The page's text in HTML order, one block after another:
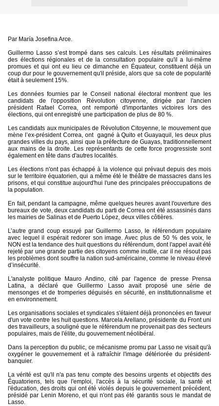
Par María Josefina Arce.
Guillermo Lasso s’est trompé dans ses calculs. Les résultats préliminaires
des élections régionales et de la consultation populaire qu'il a lui-même
promues et qui ont eu lieu ce dimanche en Équateur, constituent déjà un
coup dur pour le gouvernement qu'il préside, alors que sa cote de popularité
était à seulement 15%.
Les données fournies par le Conseil national électoral montrent que les
candidats de l'opposition Révolution citoyenne, dirigée par l'ancien
président Rafael Correa, ont remporté d'importantes victoires lors des
élections, qui ont enregistré une participation de plus de 80 %.
Les candidats aux municipales de Révolution Citoyenne, le mouvement que
mène l’ex-président Correa, ont gagné à Quito et Guayaquil, les deux plus
grandes villes du pays, ainsi que la préfecture de Guayas, traditionnellement
aux mains de la droite. Les représentants de cette force progressiste sont
également en tête dans d'autres localités.
Les élections n'ont pas échappé à la violence qui prévaut depuis des mois
sur le territoire équatorien, qui a même été le théâtre de massacres dans les
prisons, et qui constitue aujourd'hui l'une des principales préoccupations de
la population.
En fait, pendant la campagne, même quelques heures avant l'ouverture des
bureaux de vote, deux candidats du parti de Correa ont été assassinés dans
les mairies de Salinas et de Puerto López, deux villes côtières.
L’autre grand coup essuyé par Guillermo Lasso, le référendum populaire
avec lequel il espérait redorer son image. Avec plus de 50 % des voix, le
NON est la tendance des huit questions du référendum, dont l'appel avait été
rejeté par une grande partie des citoyens comme inutile, car il ne résout pas
les problèmes dont souffre la nation sud-américaine, comme le niveau élevé
d’insécurité.
L'analyste politique Mauro Andino, cité par l'agence de presse Prensa
Latina, a déclaré que Guillermo Lasso avait proposé une série de
mensonges et de tromperies déguisés en sécurité, en institutionnalisme et
en environnement.
Les organisations sociales et syndicales s'étaient déjà prononcées en faveur
d'un vote contre les huit questions. Marcela Arellano, présidente du Front uni
des travailleurs, a souligné que le référendum ne provenait pas des secteurs
populaires, mais de l'élite, du gouvernement néolibéral.
Dans la perception du public, ce mécanisme promu par Lasso ne visait qu'à
oxygéner le gouvernement et à rafraîchir l'image détériorée du président-
banquier.
La vérité est qu'il n'a pas tenu compte des besoins urgents et objectifs des
Équatoriens, tels que l'emploi, l'accès à la sécurité sociale, la santé et
l'éducation, des droits qui ont été violés depuis le gouvernement précédent,
présidé par Lenin Moreno, et qui n'ont pas été garantis sous le mandat de
Lasso.